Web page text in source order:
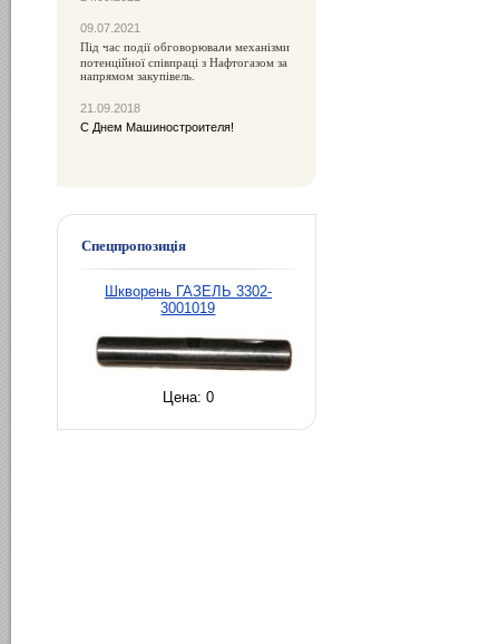
09.07.2021
Під час події обговорювали механізми
потенційної співпраці з Нафтогазом за
напрямом закупівель.
21.09.2018
С Днем Машиностроителя!
Спецпропозиція
Шкворень ГАЗЕЛЬ 3302-
3001019
Цена: 0